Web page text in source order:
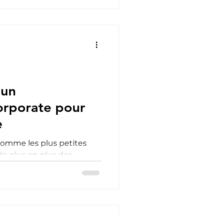
pour
les plus petites
plus en plus des